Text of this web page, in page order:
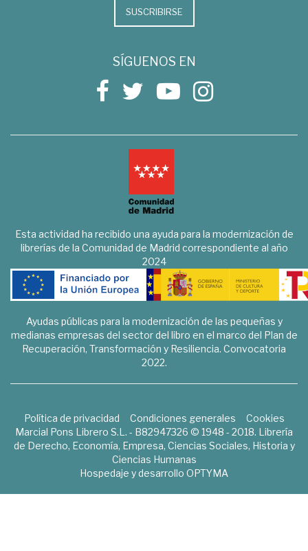
SUSCRIBIRSE
SÍGUENOS EN
Esta actividad ha recibido una ayuda para la modernización de
librerías de la Comunidad de Madrid correspondiente al año
2024
Ayudas públicas para la modernización de las pequeñas y
medianas empresas del sector del libro en el marco del Plan de
Recuperación, Transformación y Resiliencia. Convocatoria
2022.
Política de privacidad Condiciones generales
Cookies
Marcial Pons Librero S.L. - B82947326 © 1948 - 2018. Librería
de Derecho, Economía, Empresa, Ciencias Sociales, Historia y
Ciencias Humanas
Hospedaje y desarrollo OPTYMA